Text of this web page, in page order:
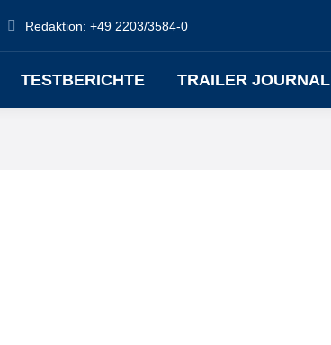
Redaktion: +49 2203/3584-0
TESTBERICHTE TRAILER JOURNAL